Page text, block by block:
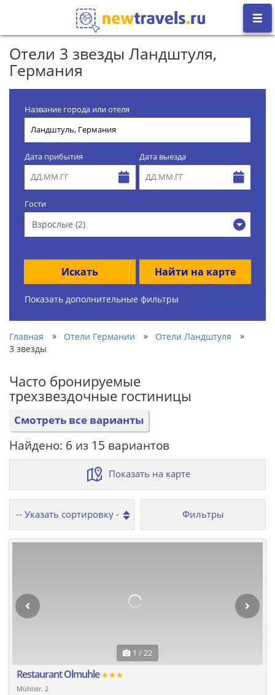
Отели 3 звезды Ландштуля,
Германия
Название города или отеля
Дата прибытия Дата выезда
Гости
Взрослые (2)
Искать Найти на карте
Показать дополнительные фильтры
Главная » Отели Германии » Отели Ландштуля
»
3 звезды
Часто бронируемые
трехзвездочные гостиницы
Смотреть все варианты
Найдено: 6 из 15 вариантов
Показать на карте
Фильтры
1 / 22
Restaurant Olmuhle★★★
Mühlstr. 2